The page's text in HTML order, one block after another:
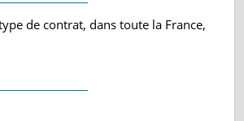
de contrat, dans toute la France,